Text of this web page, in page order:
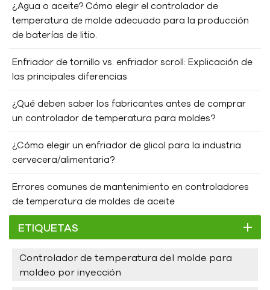
¿Agua o aceite? Cómo elegir el controlador de
temperatura de molde adecuado para la producción
de baterías de litio.
Enfriador de tornillo vs. enfriador scroll: Explicación de
las principales diferencias
¿Qué deben saber los fabricantes antes de comprar
un controlador de temperatura para moldes?
¿Cómo elegir un enfriador de glicol para la industria
cervecera/alimentaria?
Errores comunes de mantenimiento en controladores
de temperatura de moldes de aceite
ETIQUETAS
Controlador de temperatura del molde para
moldeo por inyección